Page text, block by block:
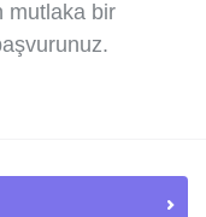
mutlaka bir